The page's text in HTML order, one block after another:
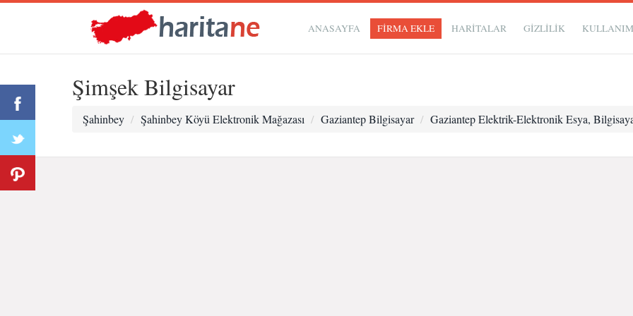
ANASAYFA FİRMA EKLE HARİTALAR GIZLILIK
Şimşek Bilgisayar
Şahinbey Şahinbey Köyü Elektronik Mağazası Gaziantep Bilgisayar Gaziantep Elektrik-Elektronik Esya,